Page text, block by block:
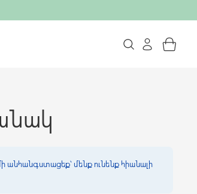
անհանգստացեք՝ մենք ունենք հիանալի